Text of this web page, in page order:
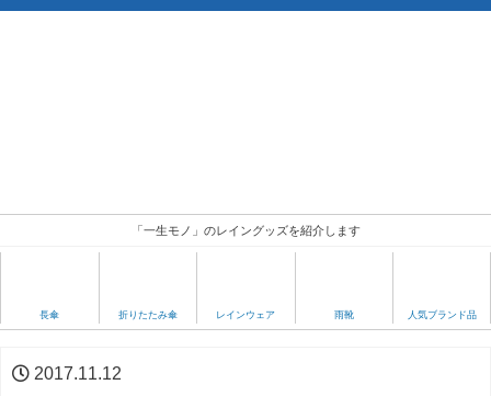
「一生モノ」のレイングッズを紹介します
長傘 折りたたみ傘 レインウェア 雨靴 人気ブランド品
2017.11.12